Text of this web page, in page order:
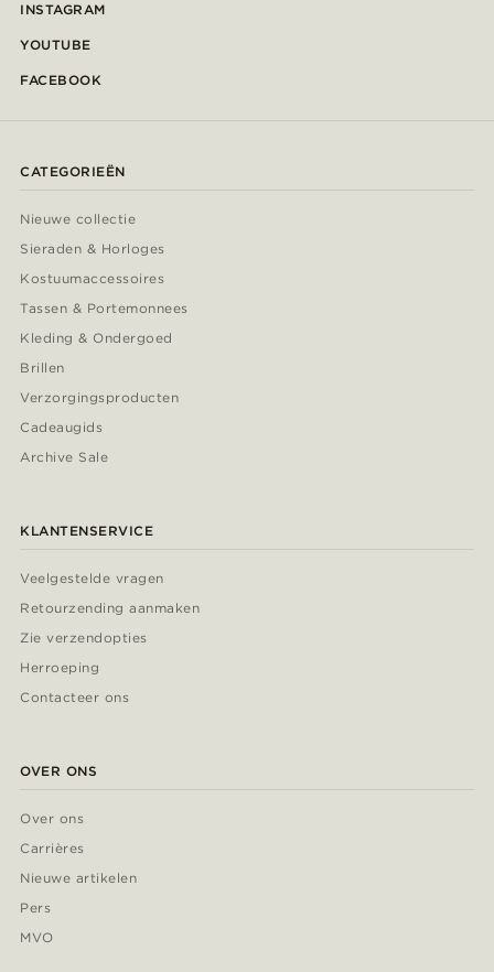
INSTAGRAM
YOUTUBE
FACEBOOK
CATEGORIEËN
Nieuwe collectie
Sieraden & Horloges
Kostuumaccessoires
Tassen & Portemonnees
Kleding & Ondergoed
Brillen
Verzorgingsproducten
Cadeaugids
Archive Sale
KLANTENSERVICE
Veelgestelde vragen
Retourzending aanmaken
Zie verzendopties
Herroeping
Contacteer ons
OVER ONS
Over ons
Carrières
Nieuwe artikelen
Pers
MVO